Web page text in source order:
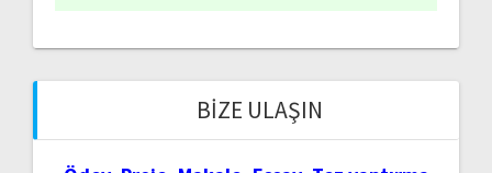
BIZE ULAŞIN